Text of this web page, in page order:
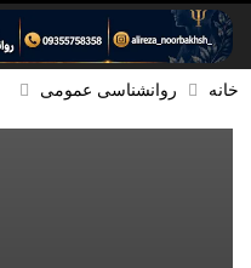
خانه روانشناسی عمومی